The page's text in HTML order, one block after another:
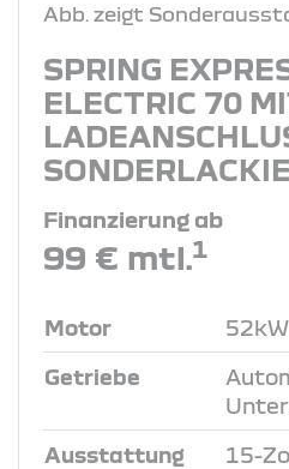
Abb. zeigt
SPRING
ELECTRIC 70
Finanzierung ab
99 € mtl.1
Motor
Getriebe
Ausstattung
15-